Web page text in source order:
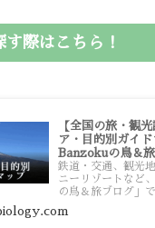
す際はこちら！
【全国の旅・観
ア・目的別ガイド
Banzokuの鳥＆旅
鉄道・交通、観光
ニーリゾートなど
の鳥＆旅ブログ」
全国の旅行・観光
目的別に整理しま